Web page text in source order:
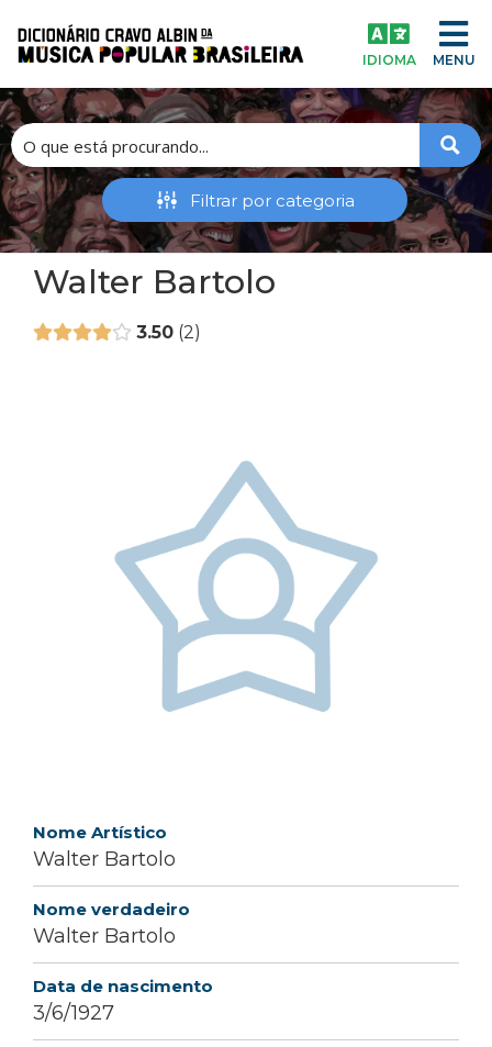
IDIOMA MENU
Walter Bartolo
3.50 2
Nome Artístico
Walter Bartolo
Nome verdadeiro
Walter Bartolo
Data de nascimento
3/6/1927